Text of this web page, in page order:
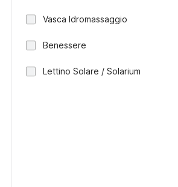
Vasca Idromassaggio
Benessere
Lettino Solare / Solarium